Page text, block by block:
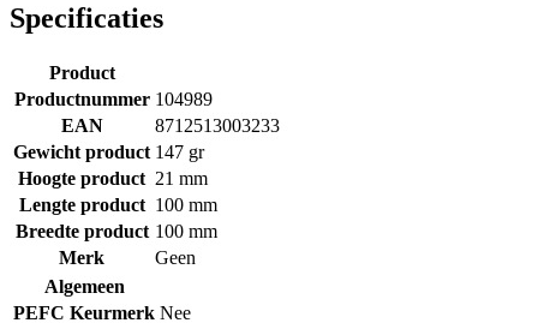
Specificaties
Product
Productnummer 104989
EAN
8712513003233
Gewicht product 147 gr
Hoogte product 21 mm
Lengte product 100 mm
Breedte product 100 mm
Merk
Geen
Algemeen
PEFC Keurmerk Nee